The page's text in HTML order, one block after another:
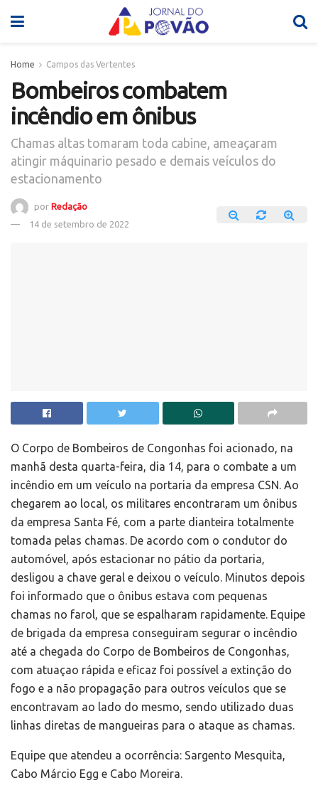
Home Campos das Vertentes
Bombeiros combatem
incêndio em ônibus
Chamas altas tomaram toda cabine, ameaçaram
atingir máquinario pesado e demais veículos do
estacionamento
por Redação
14 de setembro de 2022
O Corpo de Bombeiros de Congonhas foi acionado, na
manhã desta quarta-feira, dia 14, para o combate a um
incêndio em um veículo na portaria da empresa CSN. Ao
chegarem ao local, os militares encontraram um ônibus
da empresa Santa Fé, com a parte dianteira totalmente
tomada pelas chamas. De acordo com o condutor do
automóvel, após estacionar no pátio da portaria,
desligou a chave geral e deixou o veículo. Minutos depois
foi informado que o ônibus estava com pequenas
chamas no farol, que se espalharam rapidamente. Equipe
de brigada da empresa conseguiram segurar o incêndio
até a chegada do Corpo de Bombeiros de Congonhas,
com atuaçao rápida e eficaz foi possível a extinção do
fogo e a não propagação para outros veículos que se
encontravam ao lado do mesmo, sendo utilizado duas
linhas diretas de mangueiras para o ataque as chamas.
Equipe que atendeu a ocorrência: Sargento Mesquita,
Cabo Márcio Egg e Cabo Moreira.